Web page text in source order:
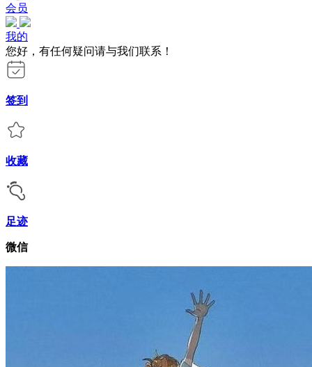
会员
我的
您好，有任何疑问请与我们联系！
签到
收藏
足迹
微信